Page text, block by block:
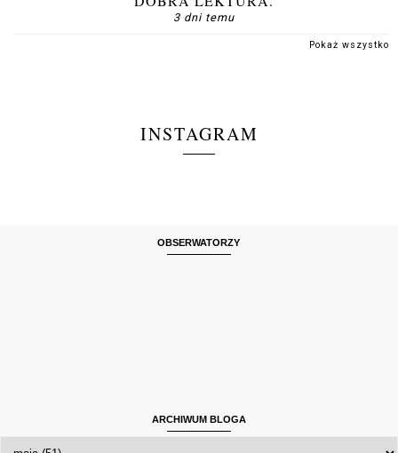
3 dni temu
Pokaż wszystko
INSTAGRAM
OBSERWATORZY
ARCHIWUM BLOGA